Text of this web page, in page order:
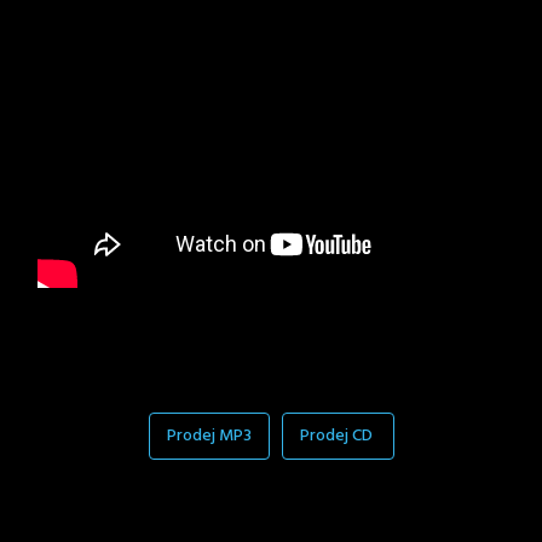
Prodej MP3 Prodej CD